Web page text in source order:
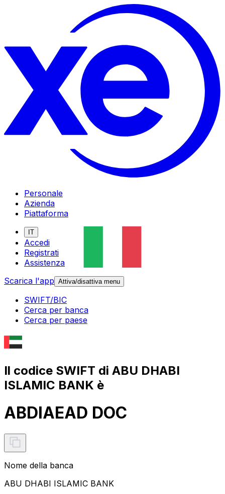
Personale
Azienda
Piattaforma
IT
Accedi
Registrati
Assistenza
Scarica l'app Attiva/disattiva menu
SWIFT/BIC
Cerca per banca
Cerca per paese
Il codice SWIFT di ABU DHABI
ISLAMIC BANK è
ABDIAEAD DOC
Nome della banca
ABU DHABI ISLAMIC BANK